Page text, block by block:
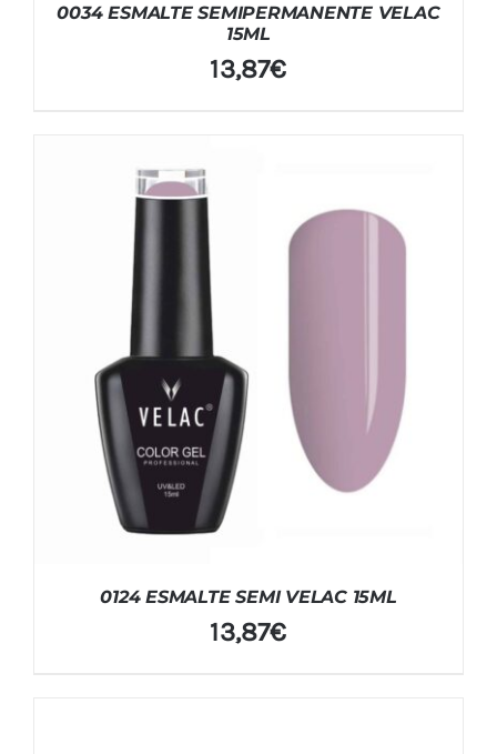
0034 ESMALTE SEMIPERMANENTE VELAC
15ML
13,87€
0124 ESMALTE SEMI VELAC 15ML
13,87€